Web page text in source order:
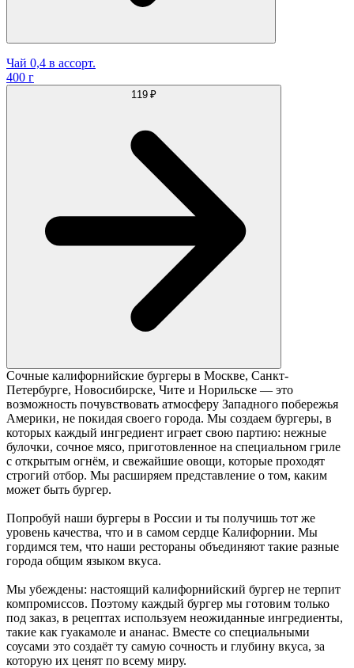
Чай 0,4 в ассорт.
400 г
119 ₽
Сочные калифорнийские бургеры в Москве, Санкт-
Петербурге, Новосибирске, Чите и Норильске — это
возможность почувствовать атмосферу Западного побережья
Америки, не покидая своего города. Мы создаем бургеры, в
которых каждый ингредиент играет свою партию: нежные
булочки, сочное мясо, приготовленное на специальном гриле
с открытым огнём, и свежайшие овощи, которые проходят
строгий отбор. Мы расширяем представление о том, каким
может быть бургер.
Попробуй наши бургеры в России и ты получишь тот же
уровень качества, что и в самом сердце Калифорнии. Мы
гордимся тем, что наши рестораны объединяют такие разные
города общим языком вкуса.
Мы убеждены: настоящий калифорнийский бургер не терпит
компромиссов. Поэтому каждый бургер мы готовим только
под заказ, в рецептах используем неожиданные ингредиенты,
такие как гуакамоле и ананас. Вместе со специальными
соусами это создаёт ту самую сочность и глубину вкуса, за
которую их ценят по всему миру.